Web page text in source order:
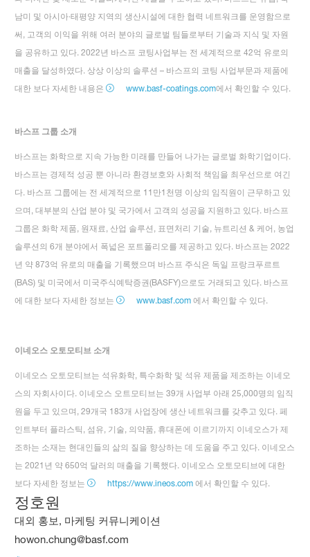
남미 및 아시아·태평양 지역의 생산시설에 대한 협력 네트워크를 운영함으로
써, 고객의 이익을 위해 여러 분야의 글로벌 팀들로부터 기술과 지식 및 자원
을 공유하고 있다. 2022년 바스프 코팅사업부는 전 세계적으로 42억 유로의
매출을 달성하였다. 상상 이상의 솔루션 – 바스프의 코팅 사업부문과 제품에
대한 보다 자세한 내용은
www.basf-coatings.com에서 확인할 수 있다.
바스프 그룹 소개
바스프는 화학으로 지속 가능한 미래를 만들어 나가는 글로벌 화학기업이다.
바스프는 경제적 성공 뿐 아니라 환경보호와 사회적 책임을 최우선으로 여긴
다. 바스프 그룹에는 전 세계적으로 11만1천명 이상의 임직원이 근무하고 있
으며, 대부분의 산업 분야 및 국가에서 고객의 성공을 지원하고 있다. 바스프
그룹은 화학 제품, 원재료, 산업 솔루션, 표면처리 기술, 뉴트리션 & 케어, 농업
솔루션의 6개 분야에서 폭넓은 포트폴리오를 제공하고 있다. 바스프는 2022
년 약 873억 유로의 매출을 기록했으며 바스프 주식은 독일 프랑크푸르트
(BAS) 및 미국에서 미국주식예탁증권(BASFY)으로도 거래되고 있다. 바스프
에 대한 보다 자세한 정보는
www.basf.com에서 확인할 수 있다.
이네오스 오토모티브 소개
이네오스 오토모티브는 석유화학, 특수화학 및 석유 제품을 제조하는 이네오
스의 자회사이다. 이네오스 오트모티브는 39개 사업부 아래 25,000명의 임직
원을 두고 있으며, 29개국 183개 사업장에 생산 네트워크를 갖추고 있다. 페
인트부터 플라스틱, 섬유, 기술, 의약품, 휴대폰에 이르기까지 이네오스가 제
조하는 소재는 현대인들의 삶의 질을 향상하는 데 도움을 주고 있다. 이네오스
는 2021년 약 650억 달러의 매출을 기록했다. 이네오스 오토모티브에 대한
보다 자세한 정보는
https://www.ineos.com에서 확인할 수 있다.
정호원
대외 홍보, 마케팅 커뮤니케이션
howon.chung@basf.com